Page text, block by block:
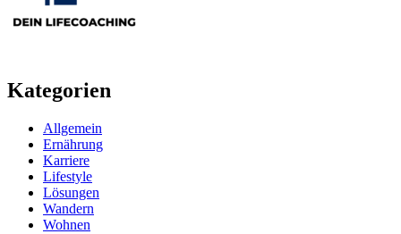
Kategorien
Allgemein
Ernährung
Karriere
Lifestyle
Lösungen
Wandern
Wohnen